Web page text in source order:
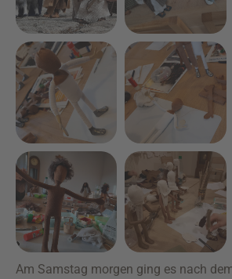
Am Samstag morgen ging es nach